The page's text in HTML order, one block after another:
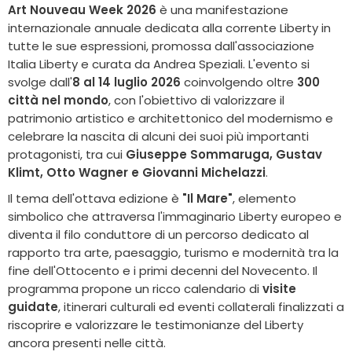
Art Nouveau Week 2026 è una manifestazione
internazionale annuale dedicata alla corrente Liberty in
tutte le sue espressioni, promossa dall'associazione
Italia Liberty e curata da Andrea Speziali. L'evento si
svolge dall'8 al 14 luglio 2026 coinvolgendo oltre 300
città nel mondo, con l'obiettivo di valorizzare il
patrimonio artistico e architettonico del modernismo e
celebrare la nascita di alcuni dei suoi più importanti
protagonisti, tra cui Giuseppe Sommaruga, Gustav
Klimt, Otto Wagner e Giovanni Michelazzi.
Il tema dell'ottava edizione è "Il Mare", elemento
simbolico che attraversa l'immaginario Liberty europeo e
diventa il filo conduttore di un percorso dedicato al
rapporto tra arte, paesaggio, turismo e modernità tra la
fine dell'Ottocento e i primi decenni del Novecento. Il
programma propone un ricco calendario di visite
guidate, itinerari culturali ed eventi collaterali finalizzati a
riscoprire e valorizzare le testimonianze del Liberty
ancora presenti nelle città.